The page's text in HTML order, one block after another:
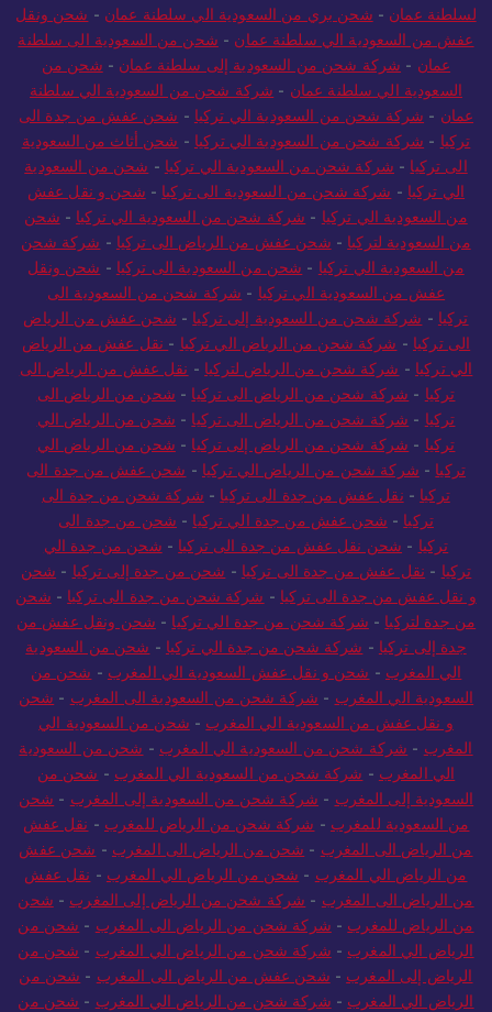
لسلطنة عمان - شحن بري من السعودية الي سلطنة عمان - شحن ونقل
عفش من السعودية الي سلطنة عمان - شحن من السعودية الى سلطنة
عمان - شركة شحن من السعودية إلى سلطنة عمان - شحن من
السعودية الي سلطنة عمان - شركة شحن من السعودية الي سلطنة
عمان - شركة شحن من السعودية الي تركيا - شحن عفش من جدة الى
تركيا - شركة شحن من السعودية الي تركيا - شحن أثاث من السعودية
الى تركيا - شركة شحن من السعودية الي تركيا - شحن من السعودية
الي تركيا - شركة شحن من السعودية الى تركيا - شحن و نقل عفش
من السعودية الي تركيا - شركة شحن من السعودية الي تركيا - شحن
من السعودية لتركيا - شحن عفش من الرياض الى تركيا - شركة شحن
من السعودية الي تركيا - شحن من السعودية الى تركيا - شحن ونقل
عفش من السعودية الي تركيا - شركة شحن من السعودية الى
تركيا - شركة شحن من السعودية إلى تركيا - شحن عفش من الرياض
الى تركيا - شركة شحن من الرياض الي تركيا - نقل عفش من الرياض
الي تركيا - شركة شحن من الرياض لتركيا - نقل عفش من الرياض الى
تركيا - شركة شحن من الرياض الى تركيا - شحن من الرياض الى
تركيا - شركة شحن من الرياض الى تركيا - شحن من الرياض الي
تركيا - شركة شحن من الرياض إلى تركيا - شحن من الرياض الي
تركيا - شركة شحن من الرياض الي تركيا - شحن عفش من جدة الى
تركيا - نقل عفش من جدة الى تركيا - شركة شحن من جدة الى
تركيا - شحن عفش من جدة الي تركيا - شحن من جدة الى
تركيا - شحن نقل عفش من جدة الى تركيا - شحن من جدة الي
تركيا - نقل عفش من جدة الى تركيا - شحن من جدة إلى تركيا - شحن
و نقل عفش من جدة الى تركيا - شركة شحن من جدة الى تركيا - شحن
من جدة لتركيا - شركة شحن من جدة الي تركيا - شحن ونقل عفش من
جدة إلى تركيا - شركة شحن من جدة الي تركيا - شحن من السعودية
الي المغرب - شحن و نقل عفش السعودية الي المغرب - شحن من
السعودية الي المغرب - شركة شحن من السعودية الى المغرب - شحن
و نقل عفش من السعودية الي المغرب - شحن من السعودية الي
المغرب - شركة شحن من السعودية الي المغرب - شحن من السعودية
الي المغرب - شركة شحن من السعودية الي المغرب - شحن من
السعودية إلى المغرب - شركة شحن من السعودية إلى المغرب - شحن
من السعودية للمغرب - شركة شحن من الرياض للمغرب - نقل عفش
من الرياض الى المغرب - شحن من الرياض الى المغرب - شحن عفش
من الرياض الي المغرب - شحن من الرياض الي المغرب - نقل عفش
من الرياض الى المغرب - شركة شحن من الرياض إلى المغرب - شحن
من الرياض للمغرب - شركة شحن من الرياض الى المغرب - شحن من
الرياض الي المغرب - شركة شحن من الرياض الي المغرب - شحن من
الرياض إلى المغرب - شحن عفش من الرياض الى المغرب - شحن من
الرياض الي المغرب - شركة شحن من الرياض الي المغرب - شحن من